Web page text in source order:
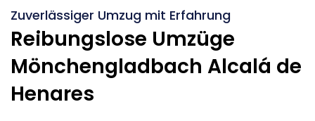
Zuverlässiger Umzug mit Erfahrung
Reibungslose Umzüge
Mönchengladbach Alcalá de
Henares